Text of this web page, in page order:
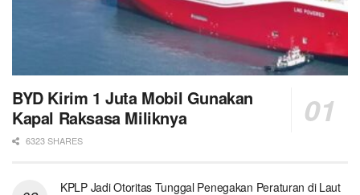
BYD Kirim 1 Juta Mobil Gunakan
Kapal Raksasa Miliknya
6323 SHARES
KPLP Jadi Otoritas Tunggal Penegakan Peraturan di Laut